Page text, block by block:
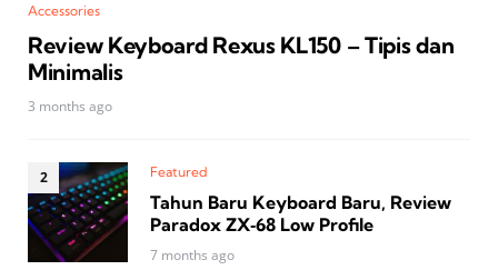
Accessories
Review Keyboard Rexus KL150 – Tipis dan
Minimalis
3 months ago
Featured
Tahun Baru Keyboard Baru, Review
Paradox ZX‑68 Low Profile
7 months ago